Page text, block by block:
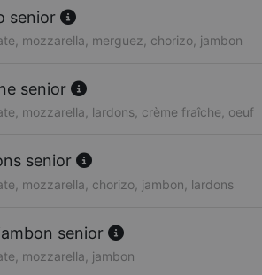
senior
mozzarella, merguez, chorizo, jambon
senior
mozzarella, lardons, crème fraîche, oeuf
senior
mozzarella, chorizo, jambon, lardons
senior
mozzarella, jambon